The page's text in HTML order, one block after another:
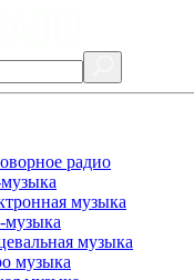
радио
музыка
музыка
музыка